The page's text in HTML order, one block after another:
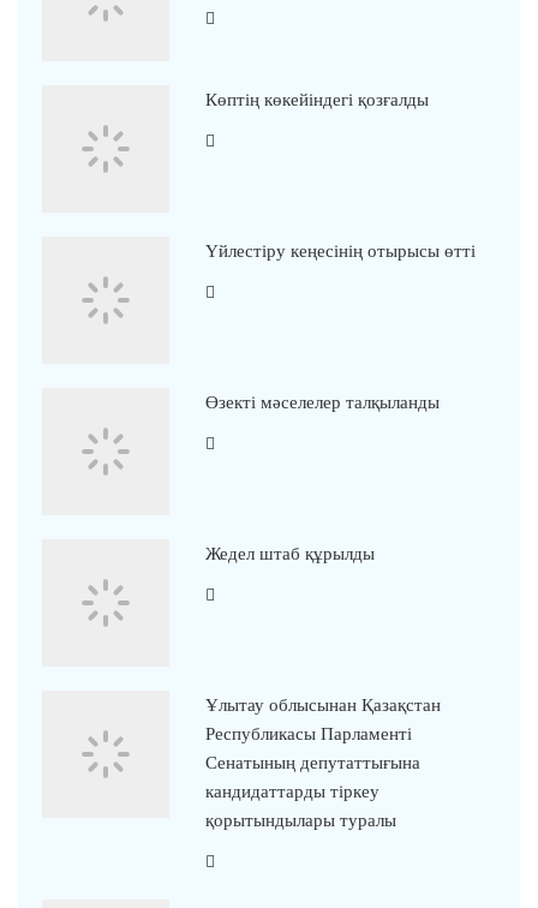
Көптің көкейіндегі қозғалды
Үйлестіру кеңесінің отырысы өтті
Өзекті мәселелер талқыланды
Жедел штаб құрылды
Ұлытау облысынан Қазақстан
Республикасы Парламенті
Сенатының депутаттығына
кандидаттарды тіркеу
қорытындылары туралы